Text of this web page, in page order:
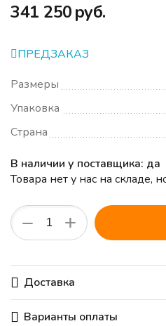
‍341 250‍руб.
ПРЕДЗАКАЗ
Размеры
Упаковка
Страна
В наличии у поставщика: да
Товара нет у нас на складе,
+
−
Доставка
Варианты оплаты